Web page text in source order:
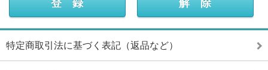
特定商取引法に基づく表記（返品など）